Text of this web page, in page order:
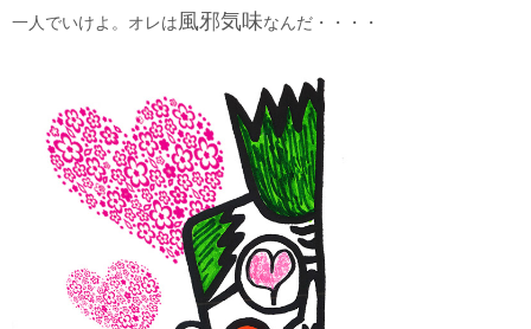
一人でいけよ。オレは風邪気味なんだ・・・・